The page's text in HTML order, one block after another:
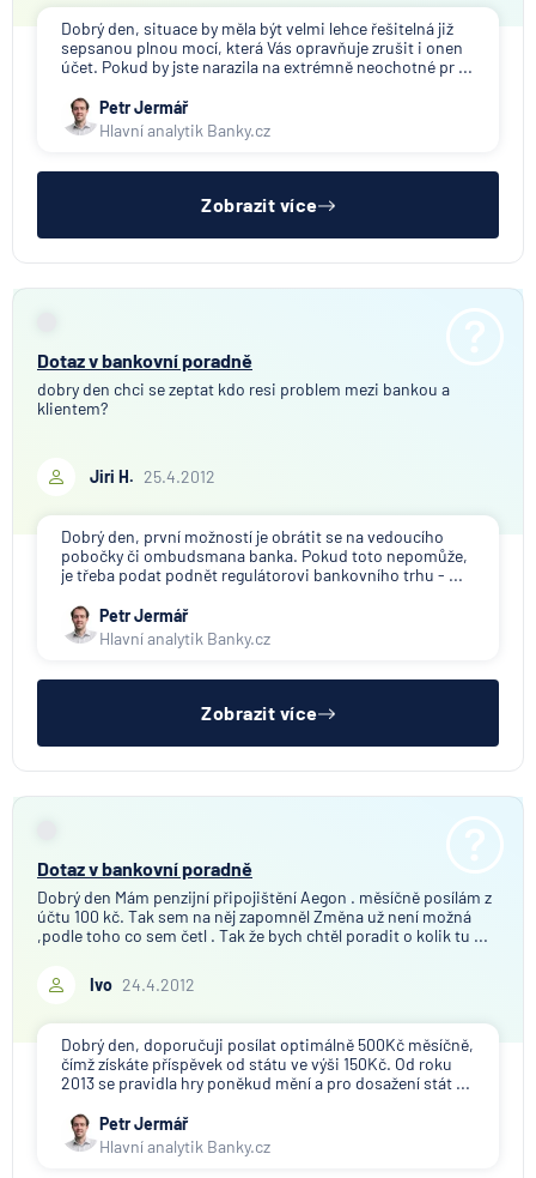
Dobrý den, situace by měla být velmi lehce řešitelná již
sepsanou plnou mocí, která Vás opravňuje zrušit i onen
účet. Pokud by jste narazila na extrémně neochotné pr ...
Petr Jermář
Hlavní analytik Banky.cz
Zobrazit více
Dotaz v bankovní poradně
dobry den chci se zeptat kdo resi problem mezi bankou a
klientem?
Jiri H. 25.4.2012
Dobrý den, první možností je obrátit se na vedoucího
pobočky či ombudsmana banka. Pokud toto nepomůže,
je třeba podat podnět regulátorovi bankovního trhu - ...
Petr Jermář
Hlavní analytik Banky.cz
Zobrazit více
Dotaz v bankovní poradně
Dobrý den Mám penzijní připojištění Aegon . měsíčně posílám z
účtu 100 kč. Tak sem na něj zapomněl Změna už není možná
,podle toho co sem četl . Tak že bych chtěl poradit o kolik tu ...
Ivo 24.4.2012
Dobrý den, doporučuji posílat optimálně 500Kč měsíčně,
čímž získáte příspěvek od státu ve výši 150Kč. Od roku
2013 se pravidla hry poněkud mění a pro dosažení stát ...
Petr Jermář
Hlavní analytik Banky.cz